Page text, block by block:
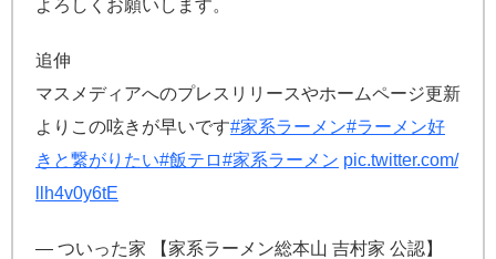
よろしくお願いします。
追伸
マスメディアへのプレスリリースやホームページ更新
よりこの呟きが早いです#家系ラーメン#ラーメン好
きと繋がりたい#飯テロ#家系ラーメン pic.twitter.com/
llh4v0y6tE
— ついった家 【家系ラーメン総本山 吉村家 公認】